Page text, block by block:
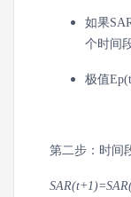
如果
个时间
极值
第二步：时间